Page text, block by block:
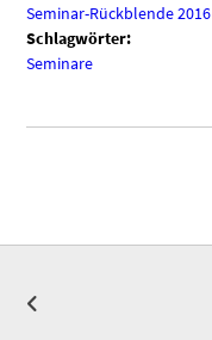
Seminar-Rückblende 2016
Schlagwörter:
Seminare